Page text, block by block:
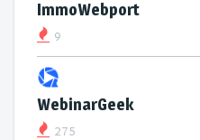
ImmoWebport
9
WebinarGeek
275